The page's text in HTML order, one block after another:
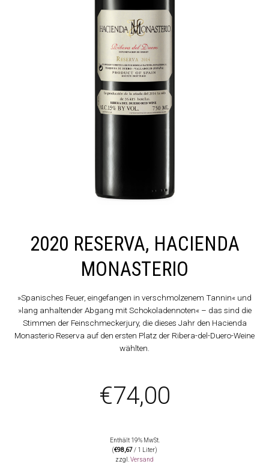
2020 RESERVA, HACIENDA
MONASTERIO
»Spanisches Feuer, eingefangen in verschmolzenem Tannin« und
»lang anhaltender Abgang mit Schokoladennoten« – das sind die
Stimmen der Feinschmeckerjury, die dieses Jahr den Hacienda
Monasterio Reserva auf den ersten Platz der Ribera-del-Duero-Weine
wählten.
€74,00
Enthält 19% MwSt.
(€98,67 / 1 Liter)
zzgl.Versand